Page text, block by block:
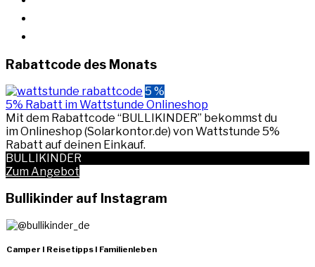
Rabattcode des Monats
5 %
5% Rabatt im Wattstunde Onlineshop
Mit dem Rabattcode “BULLIKINDER” bekommst du
im Onlineshop (Solarkontor.de) von Wattstunde 5%
Rabatt auf deinen Einkauf.
BULLIKINDER
Zum Angebot
Bullikinder auf Instagram
Camper I Reisetipps I Familienleben